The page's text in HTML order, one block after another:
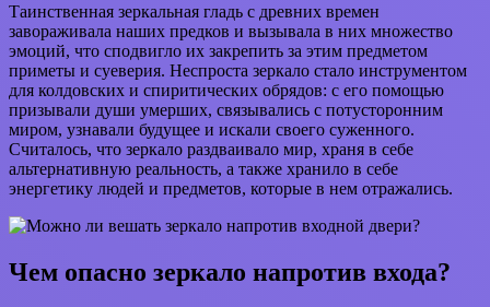
Таинственная зеркальная гладь с древних времен
завораживала наших предков и вызывала в них множество
эмоций, что сподвигло их закрепить за этим предметом
приметы и суеверия. Неспроста зеркало стало инструментом
для колдовских и спиритических обрядов: с его помощью
призывали души умерших, связывались с потусторонним
миром, узнавали будущее и искали своего суженного.
Считалось, что зеркало раздваивало мир, храня в себе
альтернативную реальность, а также хранило в себе
энергетику людей и предметов, которые в нем отражались.
Чем опасно зеркало напротив входа?